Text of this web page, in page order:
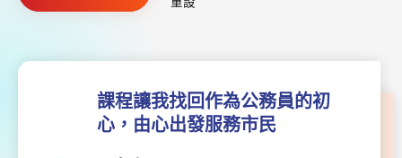
課程讓我找回作為公務員的初
心，由心出發服務市民